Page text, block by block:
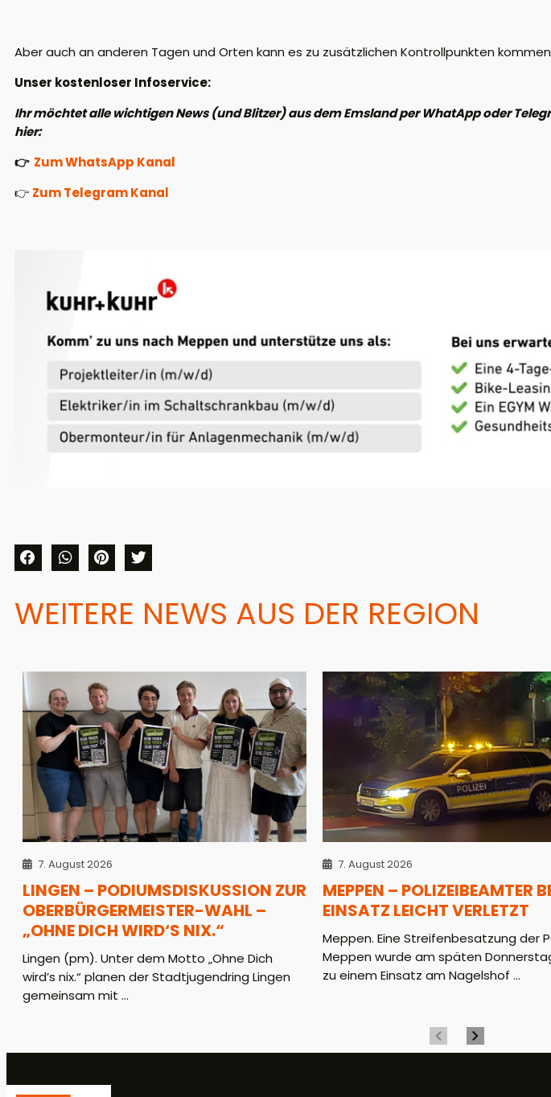
Aber auch an anderen Tagen und Orten kann es zu zusätzlichen Kontrollpunkten
Unser kostenloser Infoservice:
Ihr möchtet alle wichtigen News (und Blitzer) aus dem Emsland per WhatApp oder
hier:
👉 Zum WhatsApp Kanal
👉 Zum Telegram Kanal
WEITERE NEWS AUS DER REGION
7. August 2026
LINGEN – PODIUMSDISKUSSION ZUR
OBERBÜRGERMEISTER-WAHL –
„OHNE DICH WIRD‘S NIX.“
Lingen (pm). Unter dem Motto „Ohne Dich
wird’s nix.“ planen der Stadtjugendring Lingen
gemeinsam mit ...
7. August 2026
MEPPEN – POLIZEIBEAMTER
EINSATZ LEICHT VERLETZT
Meppen. Eine Streifenbesatzung der
Meppen wurde am späten
zu einem Einsatz am Nagelshof ...